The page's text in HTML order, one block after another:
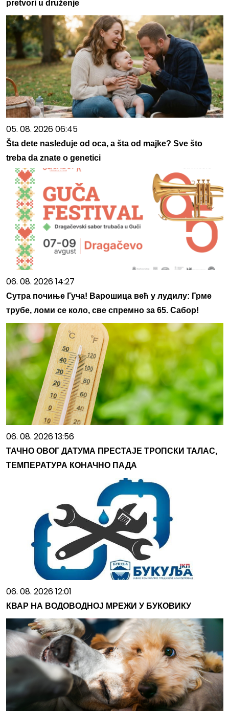
pretvori u druženje
05. 08. 2026 06:45
Šta dete nasleđuje od oca, a šta od majke? Sve što
treba da znate o genetici
06. 08. 2026 14:27
Сутра почиње Гуча! Варошица већ у лудилу: Грме
трубе, ломи се коло, све спремно за 65. Сабор!
06. 08. 2026 13:56
ТАЧНО ОВОГ ДАТУМА ПРЕСТАЈЕ ТРОПСКИ ТАЛАС,
ТЕМПЕРАТУРА КОНАЧНО ПАДА
06. 08. 2026 12:01
КВАР НА ВОДОВОДНОЈ МРЕЖИ У БУКОВИКУ